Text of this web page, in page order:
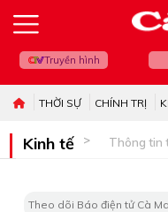
Truyền hình
THỜI SỰ CHÍNH TRỊ
Kinh tế Thông tin
Theo dõi Báo điện tử Cà